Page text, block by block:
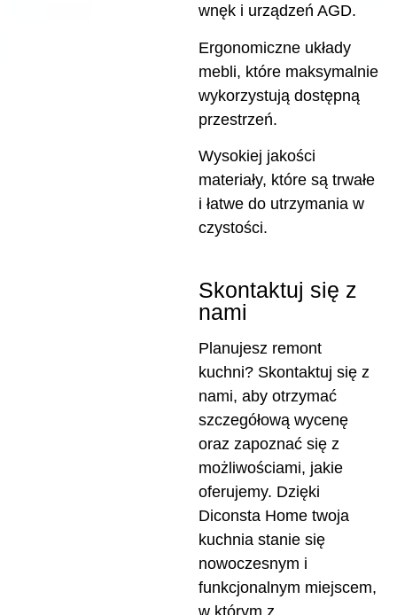
wnęk i urządzeń AGD.
Ergonomiczne układy
mebli, które maksymalnie
wykorzystują dostępną
przestrzeń.
Wysokiej jakości
materiały, które są trwałe
i łatwe do utrzymania w
czystości.
Skontaktuj się z
nami
Planujesz remont
kuchni? Skontaktuj się z
nami, aby otrzymać
szczegółową wycenę
oraz zapoznać się z
możliwościami, jakie
oferujemy. Dzięki
Diconsta Home twoja
kuchnia stanie się
nowoczesnym i
funkcjonalnym miejscem,